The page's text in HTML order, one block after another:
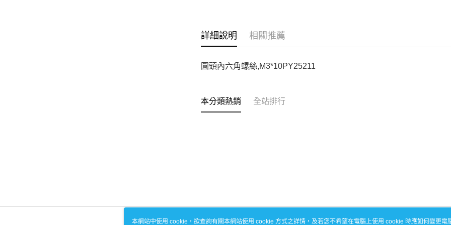
詳細說明 相關推薦
圓頭內六角螺絲,M3*10PY25211
本分類熱銷 全站排行
本網站中使用 cookie，欲查詢有關本網站使用 cookie 方式之詳情，及若您不希望在電腦上使用 cookie 時應如何變更電